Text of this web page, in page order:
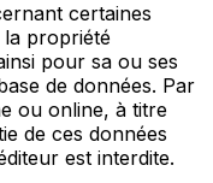
certaines
la propriété
pour sa ou ses
de données. Par
ou online, à titre
de ces données
est interdite.